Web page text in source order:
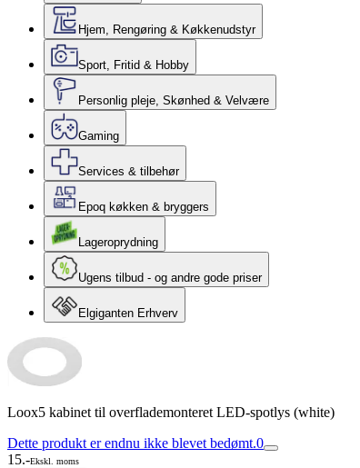
Hjem, Rengøring & Køkkenudstyr
Sport, Fritid & Hobby
Personlig pleje, Skønhed & Velvære
Gaming
Services & tilbehør
Epoq køkken & bryggers
Lageroprydning
Ugens tilbud - og andre gode priser
Elgiganten Erhverv
Loox5 kabinet til overflademonteret LED-spotlys (white)
Dette produkt er endnu ikke blevet bedømt.0
15.-Ekskl. moms